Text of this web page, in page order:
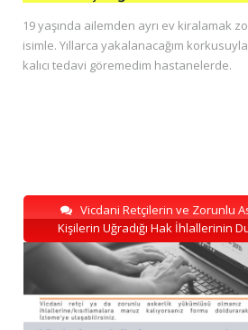
19 yaşında ailemden ayrı ev kiralamak
isimle. Yıllarca yakalanacağım
kalıcı tedavi göremedim hastanelerde.
Vicdani Retçilerin ve Zorunlu
Kişilerin Uğradığı Hak İhlallerinin